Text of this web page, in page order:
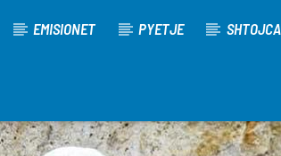
EMISIONET PYETJE SHTOJCA